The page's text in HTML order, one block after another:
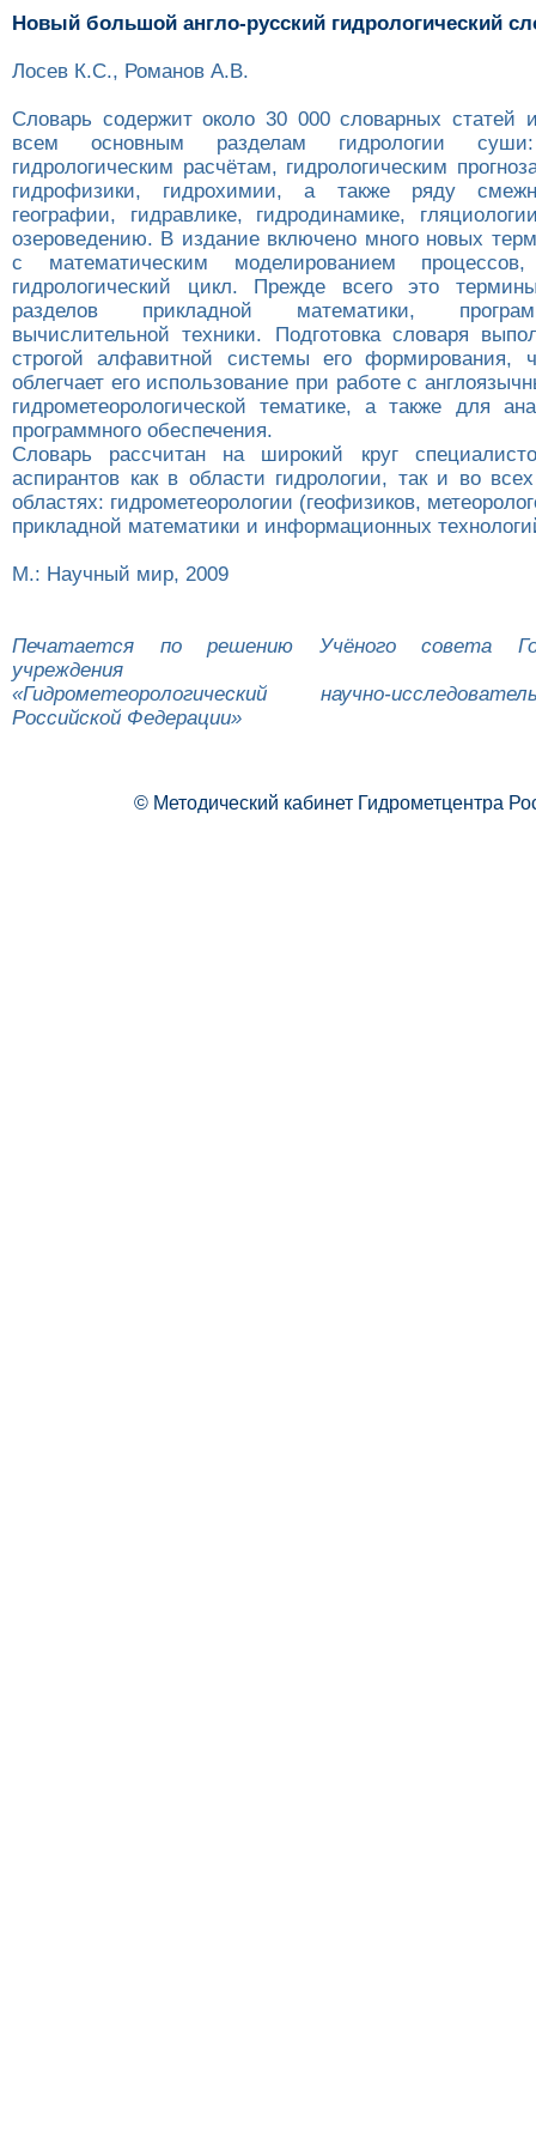
Новый большой англо-русский гидрологический
Лосев К.С., Романов А.В.
Словарь содержит около 30 000 словарных статей
всем основным разделам гидрологии суши:
гидрологическим расчётам, гидрологическим
гидрофизики, гидрохимии, а также ряду
географии, гидравлике, гидродинамике,
озероведению. В издание включено много новых
с математическим моделированием
гидрологический цикл. Прежде всего это
разделов прикладной математики,
вычислительной техники. Подготовка словаря
строгой алфавитной системы его формирования,
облегчает его использование при работе с
гидрометеорологической тематике, а также для
программного обеспечения.
Словарь рассчитан на широкий круг
аспирантов как в области гидрологии, так и во
областях: гидрометеорологии (геофизиков,
прикладной математики и информационных
М.: Научный мир, 2009
Печатается по решению Учёного совета
учреждения
«Гидрометеорологический научно-
Российской Федерации»
© Методический кабинет Гидрометцентра